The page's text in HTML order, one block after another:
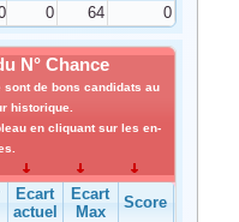
0 64 0
N° Chance
de bons candidats au
historique.
en cliquant sur les en-
Ecart
actuel
Ecart
Max
Score